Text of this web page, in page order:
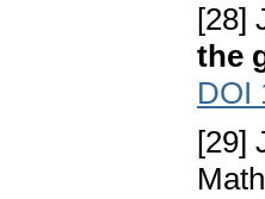
[28]
the
DOI
[29]